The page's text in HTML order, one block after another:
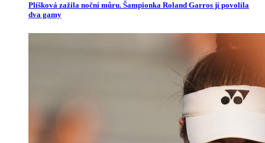
Plíšková zažila noční můru. Šampionka Roland Garros jí povolila
dva gamy